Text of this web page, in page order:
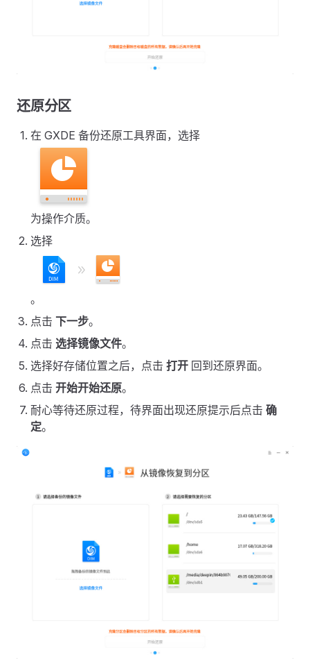
还原分区
在 GXDE 备份还原工具界面，选择
为操作介质。
选择
。
点击 下一步。
点击 选择镜像文件。
选择好存储位置之后，点击 打开 回到还原界面。
点击 开始开始还原。
耐心等待还原过程，待界面出现还原提示后点击 确
定。